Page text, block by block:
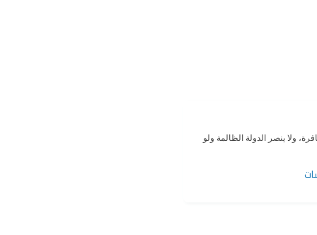
ولا ينصر الدولة الظالمة ولو